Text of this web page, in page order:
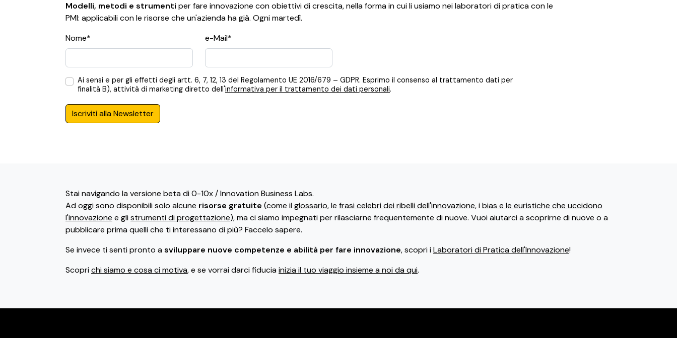
Modelli, metodi e strumenti per fare innovazione con obiettivi di crescita, nella forma in cui li usiamo nei laboratori di pratica con le
PMI: applicabili con le risorse che un'azienda ha già. Ogni martedì.
Nome*
e-Mail*
Ai sensi e per gli effetti degli artt. 6, 7, 12, 13 del Regolamento UE 2016/679 – GDPR. Esprimo il consenso al trattamento dati per
finalità B), attività di marketing diretto dell'informativa per il trattamento dei dati personali.
Iscriviti alla Newsletter
Stai navigando la versione beta di 0-10x / Innovation Business Labs.
Ad oggi sono disponibili solo alcune risorse gratuite (come ilglossario, le frasi celebri dei ribelli dell'innovazione, ibias e le euristiche che uccidono
l'innovazione e glistrumenti di progettazione), ma ci siamo impegnati per rilasciarne frequentemente di nuove. Vuoi aiutarci a scoprirne di nuove o a
pubblicare prima quelli che ti interessano di più? Faccelo sapere.
Se invece ti senti pronto asviluppare nuove competenze e abilità per fare innovazione, scopri iLaboratori di Pratica dell'Innovazione!
Scoprichi siamo e cosa ci motiva, e se vorrai darci fiduciainizia il tuo viaggio insieme a noi da qui.